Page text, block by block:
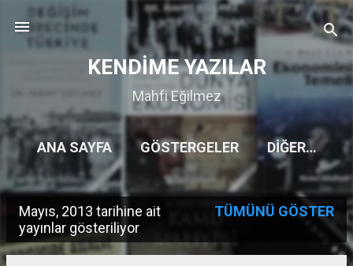
Ana içeriğe atla
KENDİME YAZILAR
Mahfi Eğilmez
ANA SAYFA GÖSTERGELER DIĞER…
K
a
Mayıs, 2013 tarihine ait
yayınlar gösteriliyor
TÜMÜNÜ GÖSTER